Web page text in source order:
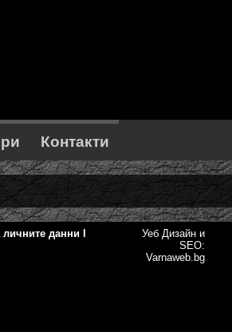
Контакти
личните данни
Уеб Дизайн и
SEO:
Varnaweb.bg